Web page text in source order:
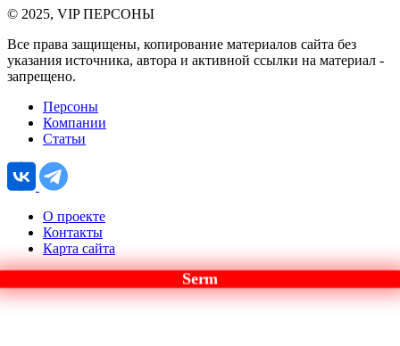
© 2025, VIP ПЕРСОНЫ
Все права защищены, копирование материалов сайта без
указания источника, автора и активной ссылки на материал -
запрещено.
Персоны
Компании
Статьи
О проекте
Контакты
Карта сайта
Serm